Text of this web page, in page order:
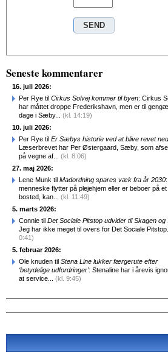
Seneste kommentarer
16. juli 2026:
Per Rye til Cirkus Solvej kommer til byen: Cirkus
har måttet droppe Frederikshavn, men er til
dage i Sæby... (kl. 14:19)
10. juli 2026:
Per Rye til Er Sæbys historie ved at blive revet
Læserbrevet har Per Østergaard, Sæby, som
på vegne af... (kl. 8:06)
27. maj 2026:
Lene Munk til Madordning spares væk fra år 2030
menneske flytter på plejehjem eller er beboer på et
bosted, kan... (kl. 11:49)
5. marts 2026:
Connie til Det Sociale Pitstop udvider til Skagen
Jeg har ikke meget til overs for Det Sociale
0:41)
5. februar 2026:
Ole knuden til Stena Line lukker færgerute efter
‘betydelige udfordringer’: Stenaline har i årevis
at service... (kl. 9:45)